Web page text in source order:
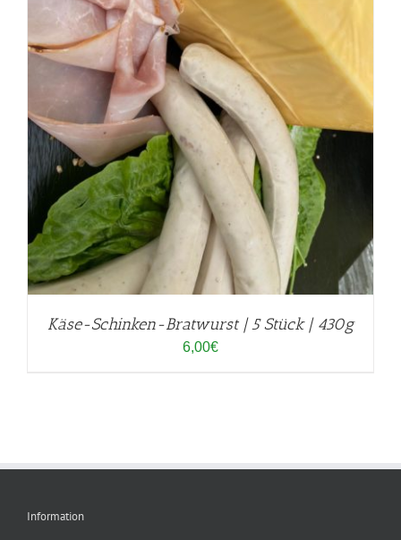
Käse-Schinken-Bratwurst | 5 Stück | 430g
6,00€
Information